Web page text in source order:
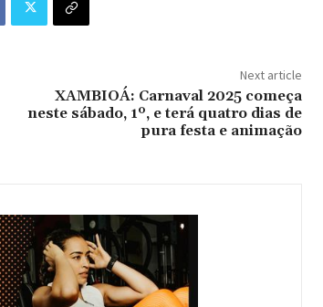
Next article
XAMBIOÁ: Carnaval 2025 começa
neste sábado, 1º, e terá quatro dias de
pura festa e animação